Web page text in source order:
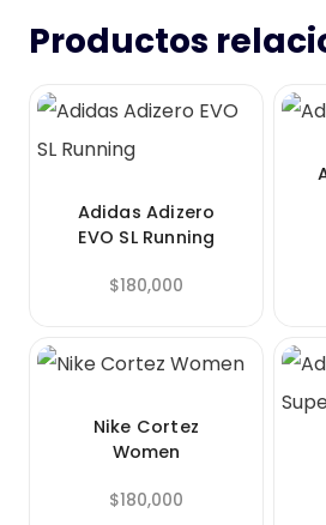
Productos
Adidas Adizero
EVO SL Running
$180,000
Nike Cortez
Women
$180,000